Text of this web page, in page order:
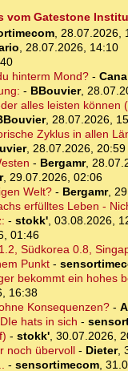
vom Gatestone
, 28.07.2026,
, 28.07.2026, 14:10
hinterm Mond?-
- BBouvier,
alles leisten können
, 28.07.2026,
Zyklus in allen
, 28.07.2026, 20:59
- Bergamr,
, 29.07.2026, 02:06
Welt?- Bergamr,
erfülltes Leben -
- stokk', 03.08.2026,
01:46
Südkorea 0.8,
Punkt-
bekommt ein hohes
16:38
Konsequenzen?-
hats in sich -
- stokk', 30.07.2026,
noch übervoll- Dieter,
- sensortimecom,